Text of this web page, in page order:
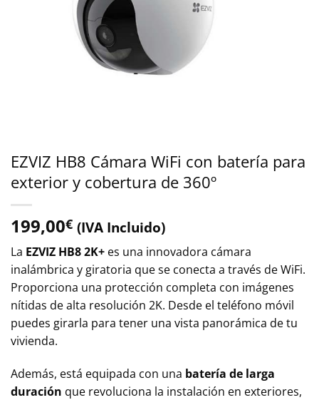
EZVIZ HB8 Cámara WiFi con batería para
exterior y cobertura de 360º
199,00€ (IVA Incluido)
La EZVIZ HB8 2K+ es una innovadora cámara
inalámbrica y giratoria que se conecta a través de WiFi.
Proporciona una protección completa con imágenes
nítidas de alta resolución 2K. Desde el teléfono móvil
puedes girarla para tener una vista panorámica de tu
vivienda.
Además, está equipada con una batería de larga
duración que revoluciona la instalación en exteriores,